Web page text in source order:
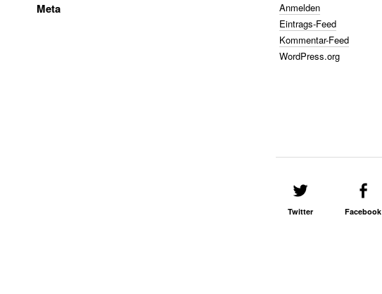
Meta
Anmelden
Eintrags-Feed
Kommentar-Feed
WordPress.org
Twitter Facebook